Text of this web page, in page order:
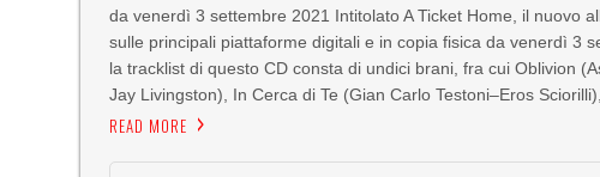
da venerdì 3 settembre 2021 Intitolato A Ticket Home, il nuovo
sulle principali piattaforme digitali e in copia fisica da venerdì 3
la tracklist di questo CD consta di undici brani, fra cui Oblivion
Jay Livingston), In Cerca di Te (Gian Carlo Testoni–Eros
READ MORE